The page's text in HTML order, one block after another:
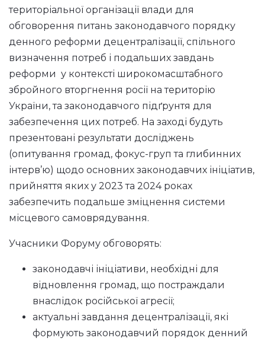
територіальної організації влади для
обговорення питань законодавчого порядку
денного реформи децентралізації, спільного
визначення потреб і подальших завдань
реформи у контексті широкомасштабного
збройного вторгнення росії на територію
України, та законодавчого підґрунтя для
забезпечення цих потреб. На заході будуть
презентовані результати досліджень
(опитування громад, фокус-груп та глибинних
інтерв’ю) щодо основних законодавчих ініціатив,
прийняття яких у 2023 та 2024 роках
забезпечить подальше зміцнення системи
місцевого самоврядування.
Учасники Форуму обговорять:
законодавчі ініціативи, необхідні для
відновлення громад, що постраждали
внаслідок російської агресії;
актуальні завдання децентралізації, які
формують законодавчий порядок денний